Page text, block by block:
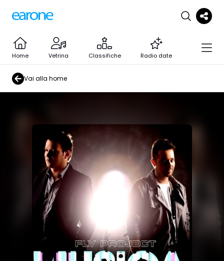
Home Vetrina Classifiche Radio date
Vai alla home